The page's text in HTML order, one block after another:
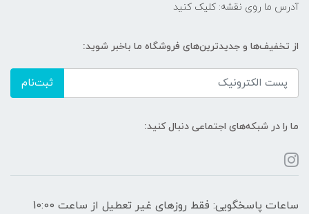
آدرس ما روی نقشه: کلیک کنید
از تخفیف‌ها و جدیدترین‌های فروشگاه ما باخبر شوید:
ثبت‌نام
ما را در شبکه‌های اجتماعی دنبال کنید:
ساعات پاسخگویی: فقط روزهای غیر تعطیل از ساعت 10:00